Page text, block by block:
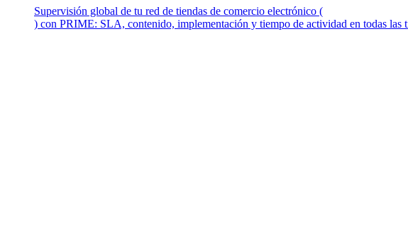
Supervisión global de tu red de tiendas de comercio electrónico (
) con PRIME: SLA, contenido, implementación y tiempo de actividad en todas las